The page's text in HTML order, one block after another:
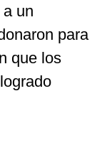
un
para
que los